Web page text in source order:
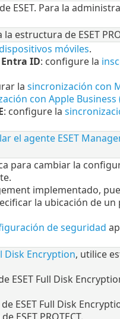
ESET. Para la
estructura de ESET
móviles.
ID: configure la
la sincronización con
con Apple Business
: configure la
el agente ESET
para cambiar la
implementado,
la ubicación de un
de seguridad
Disk Encryption, utilice
ESET Full Disk
ESET Full Disk